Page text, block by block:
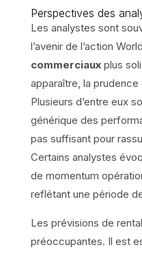
Perspectives des
Les analystes sont
l’avenir de l’action
commerciauxplus
apparaître, la
Plusieurs d’entre eux
générique des
pas suffisant pour
Certains analystes
de momentum
reflétant une période
Les prévisions de
préoccupantes. Il est